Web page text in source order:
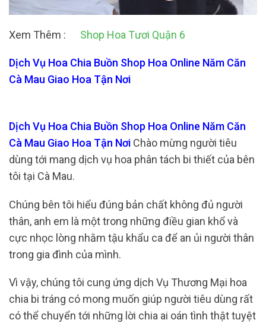
Xem Thêm : Shop Hoa Tươi Quận 6
Dịch Vụ Hoa Chia Buồn Shop Hoa Online Năm Căn
Cà Mau Giao Hoa Tận Nơi
Dịch Vụ Hoa Chia Buồn Shop Hoa Online Năm Căn
Cà Mau Giao Hoa Tận Nơi Chào mừng người tiêu
dùng tới mang dịch vụ hoa phân tách bi thiết của bên
tôi tại Cà Mau.
Chúng bên tôi hiểu đúng bản chất không đủ người
thân, anh em là một trong những điều gian khổ và
cực nhọc lòng nhằm tậu khẩu ca để an ủi người thân
trong gia đình của mình.
Vì vậy, chúng tôi cung ứng dịch Vụ Thương Mại hoa
chia bi tráng có mong muốn giúp người tiêu dùng rất
có thể chuyển tới những lời chia ai oán tình thật tuyệt